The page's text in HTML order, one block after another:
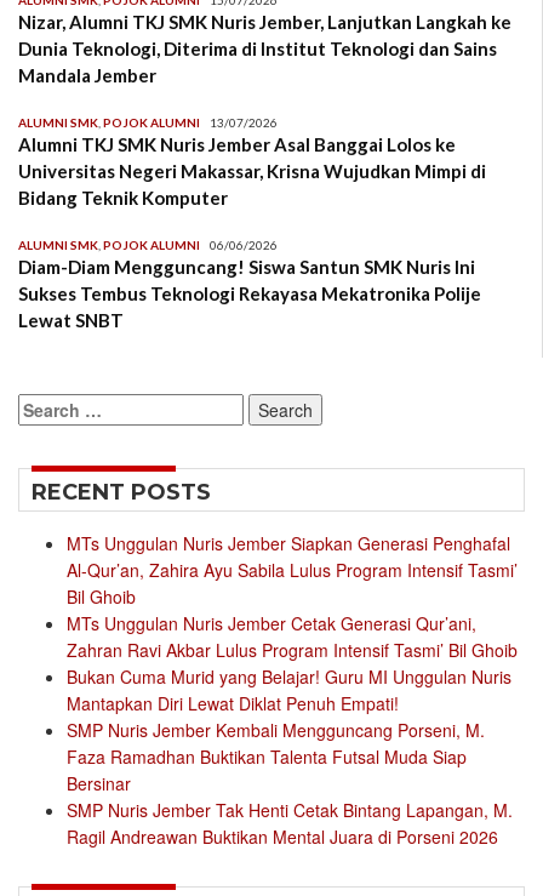
Nizar, Alumni TKJ SMK Nuris Jember, Lanjutkan Langkah ke
Dunia Teknologi, Diterima di Institut Teknologi dan Sains
Mandala Jember
ALUMNI SMK POJOK ALUMNI 13/07/2026
Alumni TKJ SMK Nuris Jember Asal Banggai Lolos ke
Universitas Negeri Makassar, Krisna Wujudkan Mimpi di
Bidang Teknik Komputer
ALUMNI SMK POJOK ALUMNI 06/06/2026
Diam-Diam Mengguncang! Siswa Santun SMK Nuris Ini
Sukses Tembus Teknologi Rekayasa Mekatronika Polije
Lewat SNBT
Search
for:
RECENT POSTS
MTs Unggulan Nuris Jember Siapkan Generasi Penghafal
Al-Qur’an, Zahira Ayu Sabila Lulus Program Intensif Tasmi’
Bil Ghoib
MTs Unggulan Nuris Jember Cetak Generasi Qur’ani,
Zahran Ravi Akbar Lulus Program Intensif Tasmi’ Bil Ghoib
Bukan Cuma Murid yang Belajar! Guru MI Unggulan Nuris
Mantapkan Diri Lewat Diklat Penuh Empati!
SMP Nuris Jember Kembali Mengguncang Porseni, M.
Faza Ramadhan Buktikan Talenta Futsal Muda Siap
Bersinar
SMP Nuris Jember Tak Henti Cetak Bintang Lapangan, M.
Ragil Andreawan Buktikan Mental Juara di Porseni 2026